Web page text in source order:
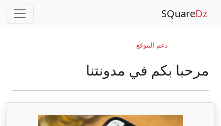
SQuareDz
دعم الموقع
مرحبا بكم في مدونتنا